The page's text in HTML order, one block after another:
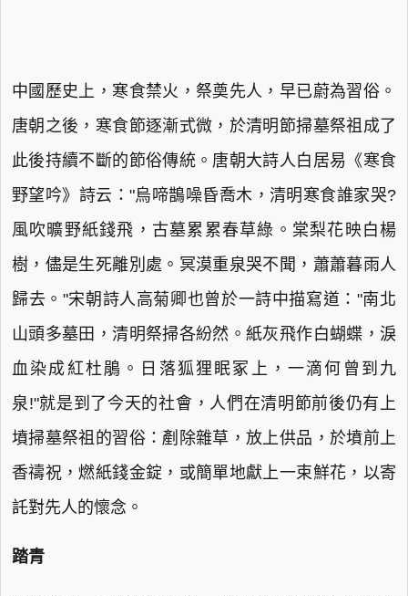
中國歷史上，寒食禁火，祭奠先人，早已蔚為習俗。
唐朝之後，寒食節逐漸式微，於清明節掃墓祭祖成了
此後持續不斷的節俗傳統。唐朝大詩人白居易《寒食
野望吟》詩云："烏啼鵲噪昏喬木，清明寒食誰家哭?
風吹曠野紙錢飛，古墓累累春草綠。棠梨花映白楊
樹，儘是生死離別處。冥漠重泉哭不聞，蕭蕭暮雨人
歸去。"宋朝詩人高菊卿也曾於一詩中描寫道："南北
山頭多墓田，清明祭掃各紛然。紙灰飛作白蝴蝶，淚
血染成紅杜鵑。日落狐狸眠冢上，一滴何曾到九
泉!"就是到了今天的社會，人們在清明節前後仍有上
墳掃墓祭祖的習俗：剷除雜草，放上供品，於墳前上
香禱祝，燃紙錢金錠，或簡單地獻上一束鮮花，以寄
託對先人的懷念。
踏青